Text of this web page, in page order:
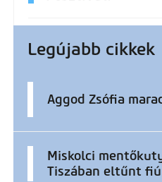
Legújabb cikkek
Aggod Zsófia
Miskolci
Tiszában eltűnt